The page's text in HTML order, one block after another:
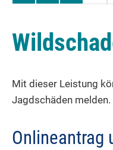
Mit dieser Leistung
Jagdschäden melden.
Onlineantrag